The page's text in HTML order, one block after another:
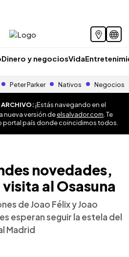
Dinero y negociosVida
Peter Parker Nativos Negocios
¡Estás navegando en el
nueva versión deelsalvador.com . Te
portal país donde coincidimos todos.
novedades,
al Osasuna
de Joao Félix y Joao
esperan seguir la estela del
Madrid